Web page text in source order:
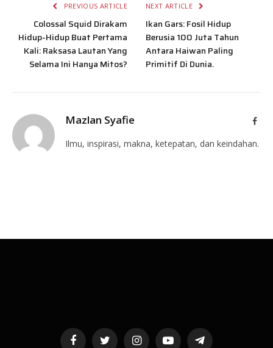
PREVIOUS ARTICLE
Colossal Squid Dirakam
Hidup-Hidup Buat Pertama
Kali: Raksasa Lautan Yang
Selama Ini Hanya Mitos?
NEXT ARTICLE
Ikan Gars: Fosil Hidup
Berusia 100 Juta Tahun
Antara Haiwan Paling
Primitif Di Dunia.
Mazlan Syafie
Ilmu, inspirasi, makna, ketepatan, dan keindahan.
FacebookTwitter InstagramYouTubeTelegram